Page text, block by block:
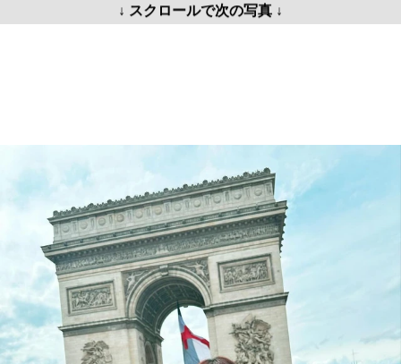
↓ スクロールで次の写真 ↓